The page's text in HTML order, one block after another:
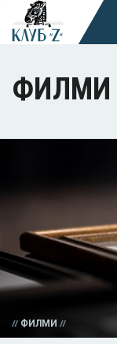
ФИЛМИ
ФИЛМИ